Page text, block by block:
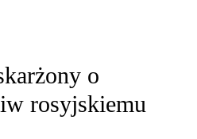
o
rosyjskiemu